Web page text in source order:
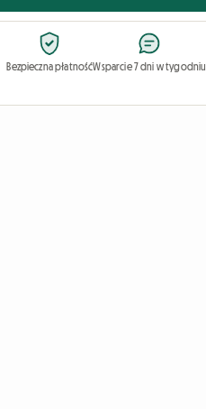
Bezpieczna płatnośćWsparcie 7 dni w tygodniu